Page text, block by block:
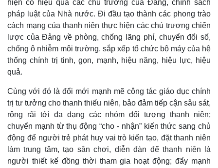
hiện có hiệu quả các chủ trương của Đảng, chính sách
pháp luật của Nhà nước. Đi đầu tạo thành các phong trào
cách mạng của thanh niên thực hiện các chủ trương chiến
lược của Đảng về phòng, chống lãng phí, chuyển đổi số,
chống ô nhiễm môi trường, sắp xếp tổ chức bộ máy của hệ
thống chính trị tinh, gọn, mạnh, hiệu năng, hiệu lực, hiệu
quả.
Cùng với đó là đổi mới mạnh mẽ công tác giáo dục chính
trị tư tưởng cho thanh thiếu niên, bảo đảm tiếp cận sâu sát,
rộng rãi tới đa dạng các nhóm đối tượng thanh niên;
chuyển mạnh từ thụ động “cho - nhận” kiến thức sang chủ
động để người trẻ phát huy vai trò kiến tạo, đặt thanh niên
làm trung tâm, tạo sân chơi, diễn đàn để thanh niên là
người thiết kế đồng thời tham gia hoạt động; đẩy mạnh